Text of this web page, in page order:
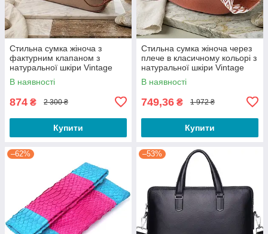
Стильна сумка жіноча з
фактурним клапаном з
натуральної шкіри Vintage
22620 Бежева
В наявності
874 ₴ 2 300 ₴
Купити
Стильна сумка жіноча через
плече в класичному кольорі з
натуральної шкіри Vintage
22658 Руда
В наявності
749,36 ₴ 1 972 ₴
Купити
–62% –53%